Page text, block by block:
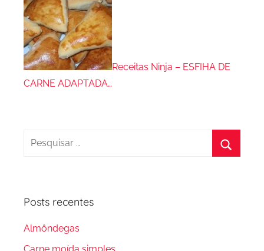
Receitas Ninja – ESFIHA DE
CARNE ADAPTADA…
Pesquisar
Posts recentes
Almôndegas